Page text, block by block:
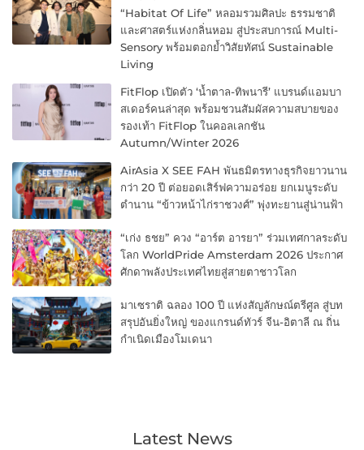
“Habitat Of Life” หลอมรวมศิลปะ ธรรมชาติ
และศาสตร์แห่งกลิ่นหอม สู่ประสบการณ์ Multi-
Sensory พร้อมตอกย้ำวิสัยทัศน์ Sustainable
Living
FitFlop เปิดตัว ‘น้ำตาล-ทิพนารี’ แบรนด์แอมบา
สเดอร์คนล่าสุด พร้อมชวนสัมผัสความสบายของ
รองเท้า FitFlop ในคอลเลกชัน
Autumn/Winter 2026
AirAsia X SEE FAH พันธมิตรทางธุรกิจยาวนาน
กว่า 20 ปี ต่อยอดเสิร์ฟความอร่อย ยกเมนูระดับ
ตำนาน “ข้าวหน้าไก่ราชวงศ์” พุ่งทะยานสู่น่านฟ้า
“เก่ง ธชย” ควง “อาร์ต อารยา” ร่วมเทศกาลระดับ
โลก WorldPride Amsterdam 2026 ประกาศ
ศักดาพลังประเทศไทยสู่สายตาชาวโลก
มาเซราติ ฉลอง 100 ปี แห่งสัญลักษณ์ตรีศูล สู่บท
สรุปอันยิ่งใหญ่ ของแกรนด์ทัวร์ จีน-อิตาลี ณ ถิ่น
กำเนิดเมืองโมเดนา
Latest News